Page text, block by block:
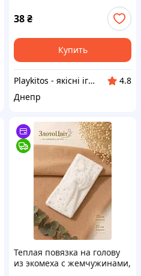
38₴
Купить
Playkitos - якісні іграшки для розвитку дітей
4.8
Днепр
Теплая повязка на голову
из экомеха с жемчужинами,